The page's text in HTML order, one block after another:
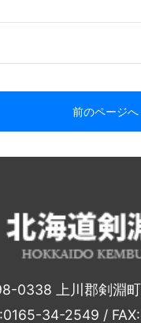
前のページへ
0338 上川郡剣淵
34-2549 /